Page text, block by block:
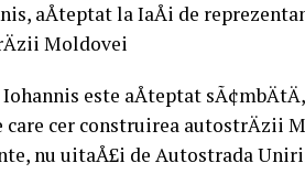
aÅteptat la IaÅi de
Moldovei
este aÅteptat
cer construirea autostrÄzii
nu uitaÅ£i de Autostrada